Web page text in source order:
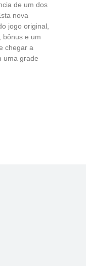
de um dos
nova
jogo original,
bônus e um
chegar a
uma grade